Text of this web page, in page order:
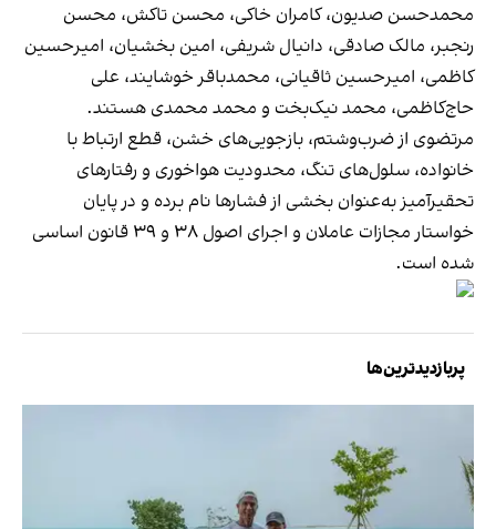
محمدحسن صدیون، کامران خاکی، محسن تاکش، محسن
رنجبر، مالک صادقی، دانیال شریفی، امین بخشیان، امیرحسین
کاظمی، امیرحسین ثاقیانی، محمدباقر خوشایند، علی
حاج‌کاظمی، محمد نیک‌بخت و محمد محمدی هستند.
مرتضوی از ضرب‌وشتم، بازجویی‌های خشن، قطع ارتباط با
خانواده، سلول‌های تنگ، محدودیت هواخوری و رفتارهای
تحقیرآمیز به‌عنوان بخشی از فشارها نام برده و در پایان
خواستار مجازات عاملان و اجرای اصول ۳۸ و ۳۹ قانون اساسی
شده است.
پربازدیدترین‌ها